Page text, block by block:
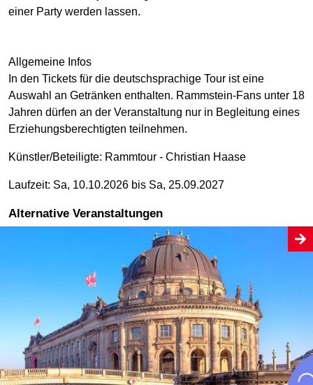
einer Party werden lassen.
Allgemeine Infos
In den Tickets für die deutschsprachige Tour ist eine
Auswahl an Getränken enthalten. Rammstein-Fans unter 18
Jahren dürfen an der Veranstaltung nur in Begleitung eines
Erziehungsberechtigten teilnehmen.
Künstler/Beteiligte: Rammtour - Christian Haase
Laufzeit: Sa, 10.10.2026 bis Sa, 25.09.2027
Alternative Veranstaltungen